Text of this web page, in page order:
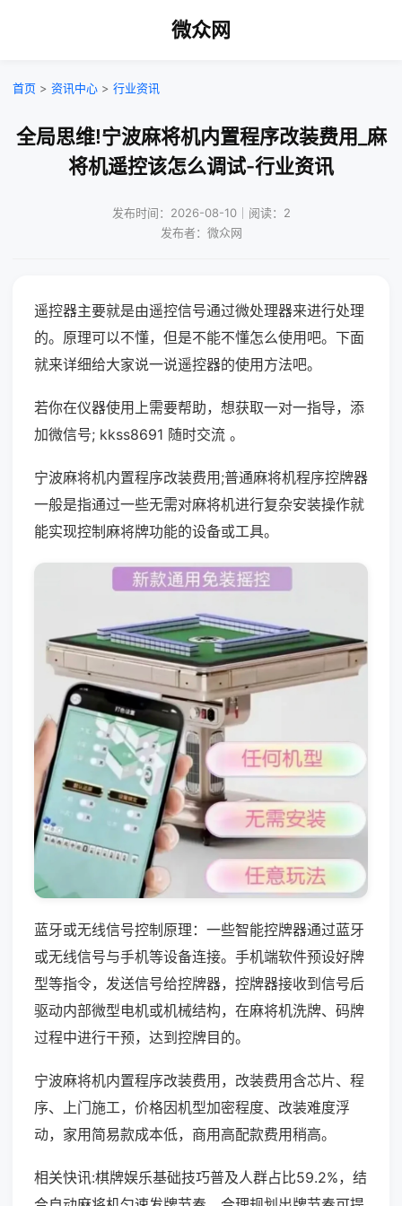
微众网
首页 > 资讯中心 > 行业资讯
全局思维!宁波麻将机内置程序改装费用_麻
将机遥控该怎么调试-行业资讯
发布时间：2026-08-10｜阅读：2
发布者：微众网
遥控器主要就是由遥控信号通过微处理器来进行处理
的。原理可以不懂，但是不能不懂怎么使用吧。下面
就来详细给大家说一说遥控器的使用方法吧。
若你在仪器使用上需要帮助，想获取一对一指导，添
加微信号; kkss8691 随时交流 。
宁波麻将机内置程序改装费用;普通麻将机程序控牌器
一般是指通过一些无需对麻将机进行复杂安装操作就
能实现控制麻将牌功能的设备或工具。
蓝牙或无线信号控制原理：一些智能控牌器通过蓝牙
或无线信号与手机等设备连接。手机端软件预设好牌
型等指令，发送信号给控牌器，控牌器接收到信号后
驱动内部微型电机或机械结构，在麻将机洗牌、码牌
过程中进行干预，达到控牌目的。
宁波麻将机内置程序改装费用，改装费用含芯片、程
序、上门施工，价格因机型加密程度、改装难度浮
动，家用简易款成本低，商用高配款费用稍高。
相关快讯:棋牌娱乐基础技巧普及人群占比59.2%，结